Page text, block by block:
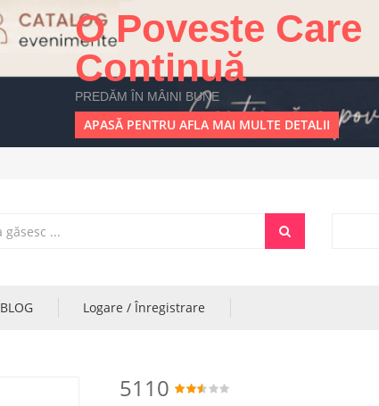
O Poveste Care
Continuă
PREDĂM ÎN MÂINI BUNE
APASĂ PENTRU AFLA MAI MULTE DETALII
BLOG Logare / Înregistrare
5110